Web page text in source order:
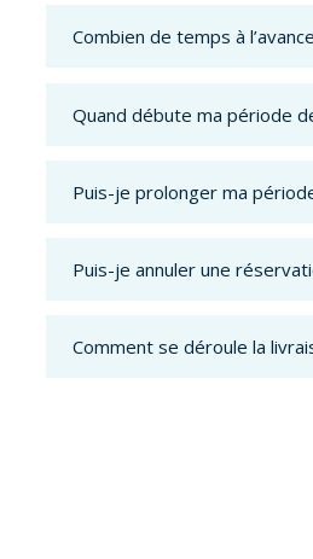
Combien de temps à
Quand débute ma période
Puis-je prolonger ma
Puis-je annuler une
Comment se déroule la